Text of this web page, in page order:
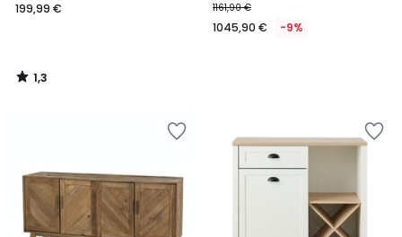
199,99 €
1,3
/
1161,90 €
1045,90 € -9%